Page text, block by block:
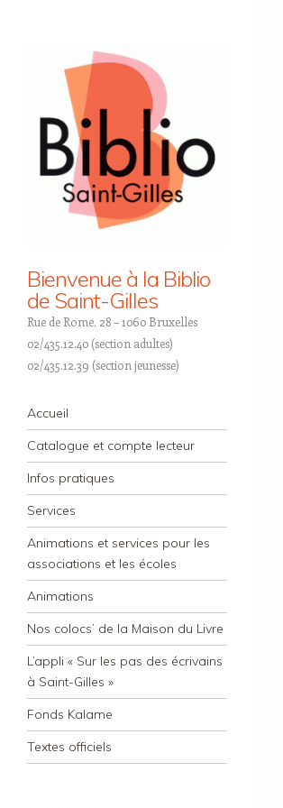
Bienvenue à la Biblio
de Saint-Gilles
Rue de Rome, 28 – 1060 Bruxelles
02/435.12.40 (section adultes)
02/435.12.39 (section jeunesse)
Navigation
Skip to content
Accueil
Catalogue et compte lecteur
Infos pratiques
Services
Animations et services pour les
associations et les écoles
Animations
Nos colocs’ de la Maison du Livre
L’appli « Sur les pas des écrivains
à Saint-Gilles »
Fonds Kalame
Textes officiels